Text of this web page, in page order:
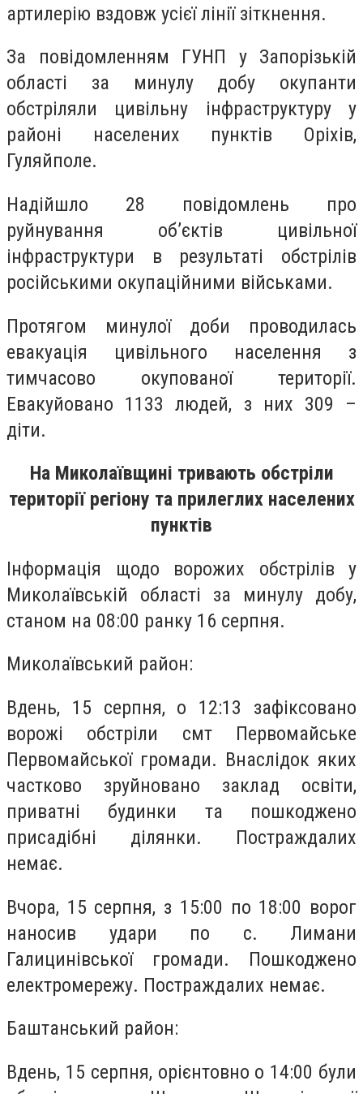
артилерію вздовж усієї лінії зіткнення.
За повідомленням ГУНП у Запорізькій
області за минулу добу окупанти
обстріляли цивільну інфраструктуру у
районі населених пунктів Оріхів,
Гуляйполе.
Надійшло 28 повідомлень про
руйнування об’єктів цивільної
інфраструктури в результаті обстрілів
російськими окупаційними військами.
Протягом минулої доби проводилась
евакуація цивільного населення з
тимчасово окупованої території.
Евакуйовано 1133 людей, з них 309 –
діти.
На Миколаївщині тривають обстріли
території регіону та прилеглих населених
пунктів
Інформація щодо ворожих обстрілів у
Миколаївській області за минулу добу,
станом на 08:00 ранку 16 серпня.
Миколаївський район:
Вдень, 15 серпня, о 12:13 зафіксовано
ворожі обстріли смт Первомайське
Первомайської громади. Внаслідок яких
частково зруйновано заклад освіти,
приватні будинки та пошкоджено
присадібні ділянки. Постраждалих
немає.
Вчора, 15 серпня, з 15:00 по 18:00 ворог
наносив удари по с. Лимани
Галицинівської громади. Пошкоджено
електромережу. Постраждалих немає.
Баштанський район:
Вдень, 15 серпня, орієнтовно о 14:00 були